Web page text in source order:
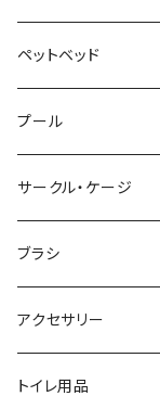
ペットベッド
プール
サークル・ケージ
ブラシ
アクセサリー
トイレ用品